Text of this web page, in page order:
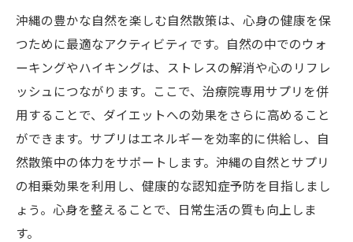
沖縄の豊かな自然を楽しむ自然散策は、心身の健康を保
つために最適なアクティビティです。自然の中でのウォ
ーキングやハイキングは、ストレスの解消や心のリフレ
ッシュにつながります。ここで、治療院専用サプリを併
用することで、ダイエットへの効果をさらに高めること
ができます。サプリはエネルギーを効率的に供給し、自
然散策中の体力をサポートします。沖縄の自然とサプリ
の相乗効果を利用し、健康的な認知症予防を目指しまし
ょう。心身を整えることで、日常生活の質も向上しま
す。